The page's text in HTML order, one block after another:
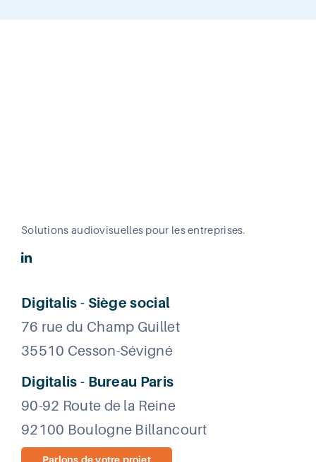
Solutions audiovisuelles pour les entreprises.
Digitalis - Siège social
76 rue du Champ Guillet
35510 Cesson-Sévigné
Digitalis - Bureau Paris
90-92 Route de la Reine
92100 Boulogne Billancourt